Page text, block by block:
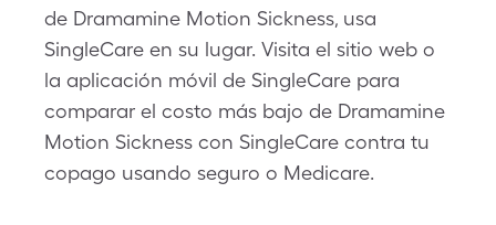
de Dramamine Motion Sickness, usa
SingleCare en su lugar. Visita el sitio web o
la aplicación móvil de SingleCare para
comparar el costo más bajo de Dramamine
Motion Sickness con SingleCare contra tu
copago usando seguro o Medicare.